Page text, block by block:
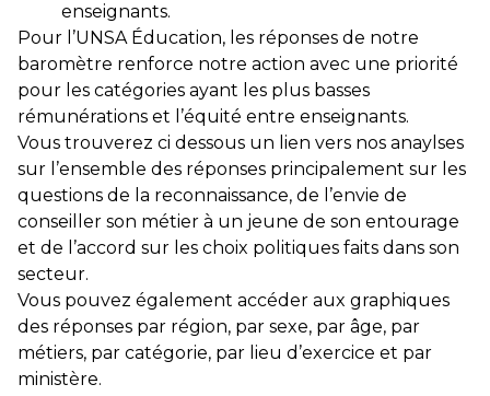
enseignants.
Pour l’UNSA Éducation, les réponses de notre
baromètre renforce notre action avec une priorité
pour les catégories ayant les plus basses
rémunérations et l’équité entre enseignants.
Vous trouverez ci dessous un lien vers nos anaylses
sur l’ensemble des réponses principalement sur les
questions de la reconnaissance, de l’envie de
conseiller son métier à un jeune de son entourage
et de l’accord sur les choix politiques faits dans son
secteur.
Vous pouvez également accéder aux graphiques
des réponses par région, par sexe, par âge, par
métiers, par catégorie, par lieu d’exercice et par
ministère.